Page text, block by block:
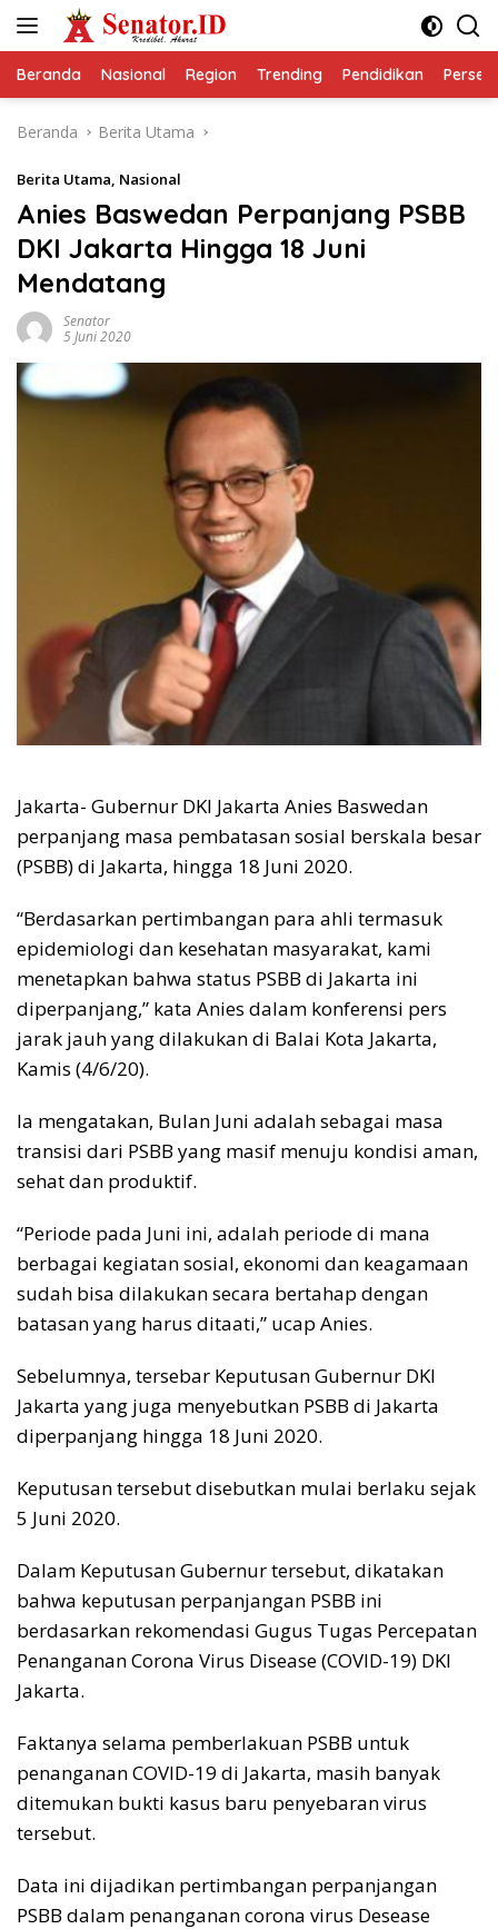
Beranda Nasional Region Trending Pendidikan
Beranda Berita Utama
Berita Utama, Nasional
Anies Baswedan Perpanjang PSBB
DKI Jakarta Hingga 18 Juni
Mendatang
Senator
5 Juni 2020
Jakarta- Gubernur DKI Jakarta Anies Baswedan
perpanjang masa pembatasan sosial berskala besar
(PSBB) di Jakarta, hingga 18 Juni 2020.
“Berdasarkan pertimbangan para ahli termasuk
epidemiologi dan kesehatan masyarakat, kami
menetapkan bahwa status PSBB di Jakarta ini
diperpanjang,” kata Anies dalam konferensi pers
jarak jauh yang dilakukan di Balai Kota Jakarta,
Kamis (4/6/20).
Ia mengatakan, Bulan Juni adalah sebagai masa
transisi dari PSBB yang masif menuju kondisi aman,
sehat dan produktif.
“Periode pada Juni ini, adalah periode di mana
berbagai kegiatan sosial, ekonomi dan keagamaan
sudah bisa dilakukan secara bertahap dengan
batasan yang harus ditaati,” ucap Anies.
Sebelumnya, tersebar Keputusan Gubernur DKI
Jakarta yang juga menyebutkan PSBB di Jakarta
diperpanjang hingga 18 Juni 2020.
Keputusan tersebut disebutkan mulai berlaku sejak
5 Juni 2020.
Dalam Keputusan Gubernur tersebut, dikatakan
bahwa keputusan perpanjangan PSBB ini
berdasarkan rekomendasi Gugus Tugas Percepatan
Penanganan Corona Virus Disease (COVID-19) DKI
Jakarta.
Faktanya selama pemberlakuan PSBB untuk
penanganan COVID-19 di Jakarta, masih banyak
ditemukan bukti kasus baru penyebaran virus
tersebut.
Data ini dijadikan pertimbangan perpanjangan
PSBB dalam penanganan corona virus Desease